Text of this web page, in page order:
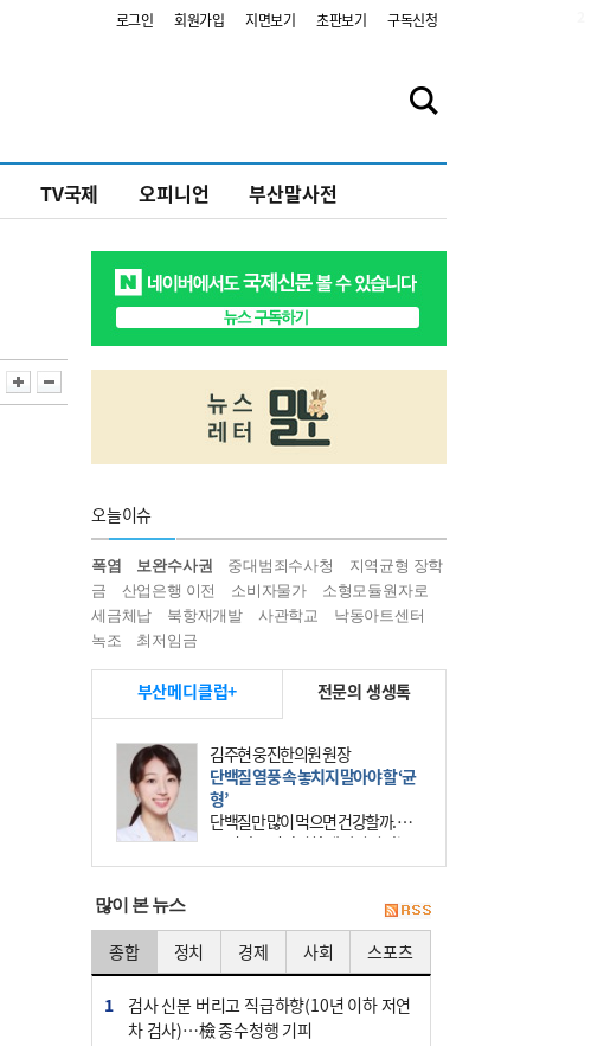
로그인 회원가입 지면보기 초판보기 구독신청
TV국제 오피니언 부산말사전
오늘이슈
폭염 보완수사권 중대범죄수사청
지역균형 장학
금
산업은행 이전 소비자물가
소형모듈원자로
세금체납
북항재개발 사관학교
낙동아트센터
녹조
최저임금
부산메디클럽+ 전문의 생생톡
김주현 웅진한의원 원장
단백질 열풍 속 놓치지 말아야 할 ‘균
형’
단백질만 많이 먹으면 건강할까. 요
즘 건강을 이야기할 때 빠지지 않는
키워드가 단백질이다. 헬스장을 다니
많이 본 뉴스
종합 정치 경제 사회 스포츠
1
검사 신분 버리고 직급하향(10년 이하 저연
차 검사)…檢 중수청행 기피